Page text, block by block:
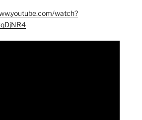
watch?